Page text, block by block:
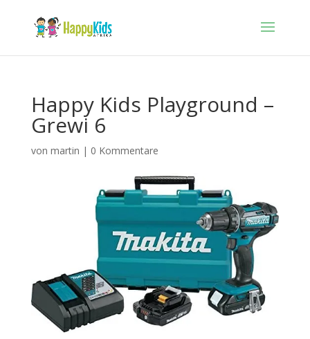
Happy Kids Playground –
Grewi 6
von martin | 0 Kommentare